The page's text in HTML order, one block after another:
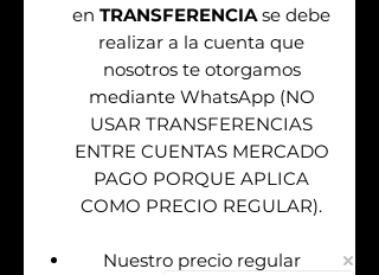
en TRANSFERENCIAse debe
realizar a la cuenta que
nosotros te otorgamos
mediante WhatsApp (NO
USAR TRANSFERENCIAS
ENTRE CUENTAS MERCADO
PAGO PORQUE APLICA
COMO PRECIO REGULAR).
Nuestro precio regular